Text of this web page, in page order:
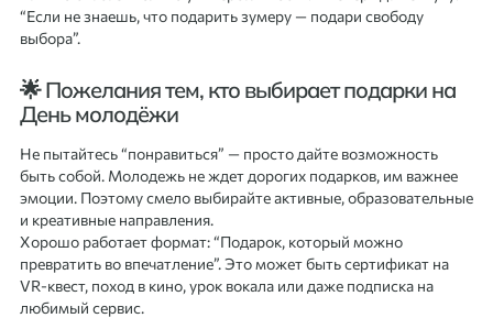
“Если не знаешь, что подарить зумеру — подари свободу
выбора”.
🌟 Пожелания тем, кто выбирает подарки на
День молодёжи
Не пытайтесь “понравиться” — просто дайте возможность
быть собой. Молодежь не ждет дорогих подарков, им важнее
эмоции. Поэтому смело выбирайте активные, образовательные
и креативные направления.
Хорошо работает формат: “Подарок, который можно
превратить во впечатление”. Это может быть сертификат на
VR-квест, поход в кино, урок вокала или даже подписка на
любимый сервис.